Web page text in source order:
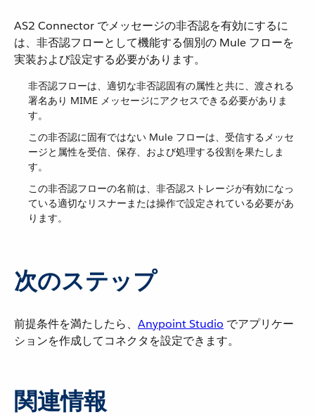
AS2 Connector でメッセージの非否認を有効にするに
は、非否認フローとして機能する個別の Mule フローを
実装および設定する必要があります。
非否認フローは、適切な非否認固有の属性と共に、渡される
署名あり MIME メッセージにアクセスできる必要がありま
す。
この非否認に固有ではない Mule フローは、受信するメッセ
ージと属性を受信、保存、および処理する役割を果たしま
す。
この非否認フローの名前は、非否認ストレージが有効になっ
ている適切なリスナーまたは操作で設定されている必要があ
ります。
次のステップ
前提条件を満たしたら、​ Anypoint Studio ​ でアプリケー
ションを作成してコネクタを設定できます。
関連情報